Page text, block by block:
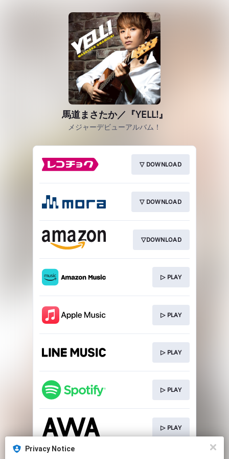
Privacy Notice
馬道まさたか／『YELL!』
メジャーデビューアルバム！
▽ DOWNLOAD
▽ DOWNLOAD
▽DOWNLOAD
▷ PLAY
▷ PLAY
▷ PLAY
▷ PLAY
▷ PLAY